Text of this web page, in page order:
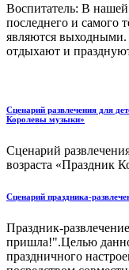
Воспитатель: В
последнего и самого
являются
отдыхают и
Сценарий развлечения для
Королевы музыки»
Сценарий
возраста «Праздник
Сценарий праздника-
Праздник-
пришла!".Целью
праздничного